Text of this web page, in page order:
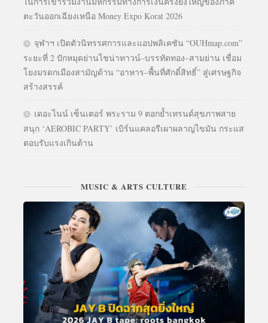
ตะวันออกเฉียงเหนือ Money Expo Korat 2026
จุฬาฯ เปิดตัวนิทรรศการและแอปพลิเคชัน “OUHmap.com”
ระยะที่ 2 ปักหมุดย่านไชน่าทาวน์–บรรทัดทอง–สามย่าน เชื่อม
โยงมรดกเมืองสามัญด้าน “อาหาร–พื้นที่ศักดิ์สิทธิ์” สู่เศรษฐกิจ
สร้างสรรค์
เดอะไนน์ เซ็นเตอร์ พระราม 9 ตอกย้ำเทรนด์สุขภาพสาย
สนุก ‘AEROBIC PARTY’ เบิร์นแคลอรีเผาผลาญไขมัน กระแส
ตอบรับแรงเกินต้าน
MUSIC & ARTS CULTURE